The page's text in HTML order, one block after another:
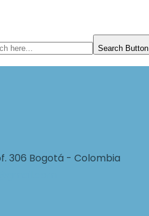
Search Button
306 Bogotá - Colombia